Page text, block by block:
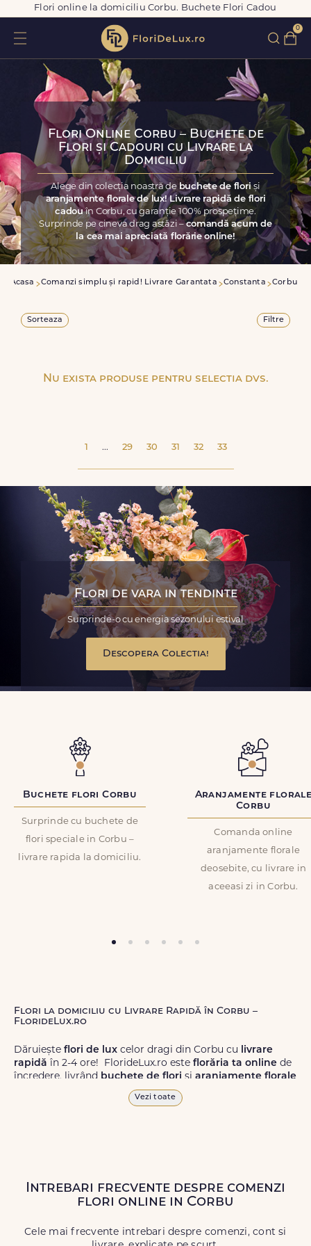
Flori online la domiciliu Corbu. Buchete Flori Cadou
0
Flori Online Corbu – Buchete de
Flori și Cadouri cu Livrare la
Domiciliu
Alege din colecția noastră de buchete de floriși
aranjamente florale de lux! Livrare rapidă de flori
cadouîn Corbu, cu garanție 100% prospețime.
Surprinde pe cineva drag astăzi –comandă acum de
la cea mai apreciată florărie online!
Acasa Comanzi simplu și rapid! Livrare Garantata Constanta Corbu
Sorteaza Filtre
Nu exista produse pentru selectia dvs.
1 ... 29 30 31 32 33
Flori de vara in tendinte
Surprinde-o cu energia sezonului estival
Descopera Colectia!
Buchete flori Corbu
Surprinde cu buchete de
flori speciale in Corbu –
livrare rapida la domiciliu.
Aranjamente
Corbu
Comanda online
aranjamente florale
deosebite, cu livrare in
aceeasi zi in Corbu.
Flori la domiciliu cu Livrare Rapidă în Corbu –
FlorideLux.ro
Dăruiește flori de lux celor dragi din Corbu cu livrare
rapidă în 2-4 ore! FlorideLux.ro este florăria ta online de
încredere, livrând buchete de flori și aranjamente florale
de calitate superioară în Corbu și în toată România.
Livrăm buchete de florichiar și în weekend, pentru ca tu
să poți adresa un gest frumos atunci când ai nevoie.
Vezi toate
Intrebari frecvente despre comenzi
flori online in Corbu
Cele mai frecvente intrebari despre comenzi, cont si